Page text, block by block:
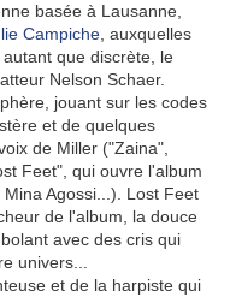
basée à Lausanne,
Campiche , auxquelles
que discrète, le
Nelson Schaer.
jouant sur les codes
et de quelques
de Miller ("Zaina",
Feet", qui ouvre l'album
Agossi...). Lost Feet
de l'album, la douce
avec des cris qui
univers...
et de la harpiste qui